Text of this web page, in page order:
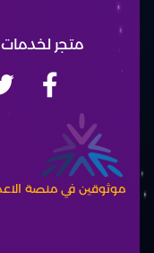
متجر لخدمات
موثوقين في منصة